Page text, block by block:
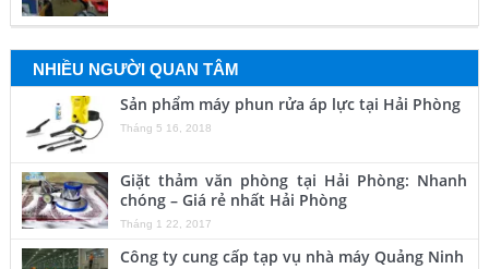
NHIỀU NGƯỜI QUAN TÂM
Sản phẩm máy phun rửa áp lực tại Hải Phòng
Tháng 5 16, 2018
Giặt thảm văn phòng tại Hải Phòng: Nhanh
chóng – Giá rẻ nhất Hải Phòng
Tháng 1 22, 2017
Công ty cung cấp tạp vụ nhà máy Quảng Ninh